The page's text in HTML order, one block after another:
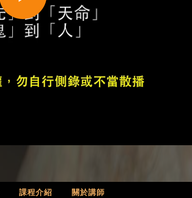
Play
課程介紹 關於講師